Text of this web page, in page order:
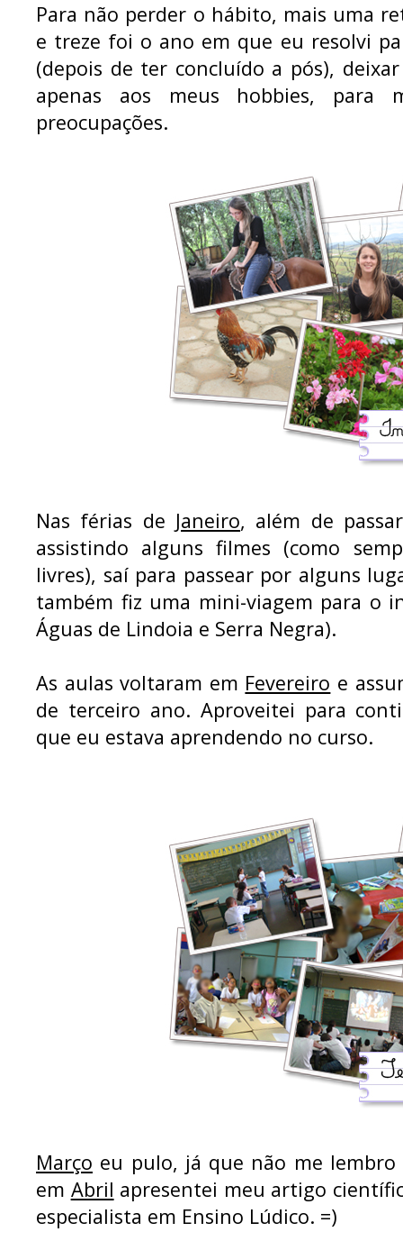
Para não perder o hábito, mais uma
e treze foi o ano em que eu resolvi
(depois de ter concluído a pós),
apenas aos meus hobbies, para
preocupações.
Nas férias de Janeiro, além de
assistindo alguns filmes (como
livres), saí para passear por alguns
também fiz uma mini-viagem para o
Águas de Lindoia e Serra Negra).
As aulas voltaram em Fevereiro e
de terceiro ano. Aproveitei para
que eu estava aprendendo no curso.
Março eu pulo, já que não me
em Abril apresentei meu artigo
especialista em Ensino Lúdico. =)